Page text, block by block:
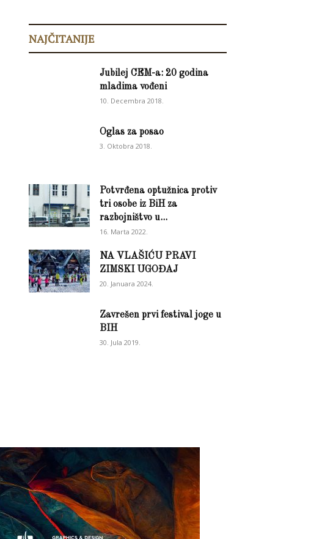
NAJČITANIJE
Jubilej CEM-a: 20 godina
mladima vođeni
10. Decembra 2018.
Oglas za posao
3. Oktobra 2018.
Potvrđena optužnica protiv
tri osobe iz BiH za
razbojništvo u...
16. Marta 2022.
NA VLAŠIĆU PRAVI
ZIMSKI UGOĐAJ
20. Januara 2024.
Zavrešen prvi festival joge u
BIH
30. Jula 2019.